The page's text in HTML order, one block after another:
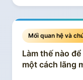
Mối quan hệ và
Làm thế nào
một cách lãng